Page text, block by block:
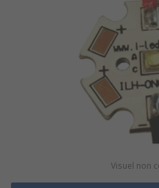
Visuel non